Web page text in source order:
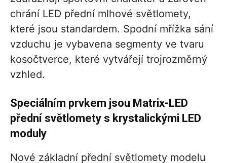
chrání LED přední mlhové světlomety,
které jsou standardem. Spodní mřížka sání
vzduchu je vybavena segmenty ve tvaru
kosočtverce, které vytvářejí trojrozměrný
vzhled.
Speciálním prvkem jsou Matrix-LED
přední světlomety s krystalickými LED
moduly
Nové základní přední světlomety modelu